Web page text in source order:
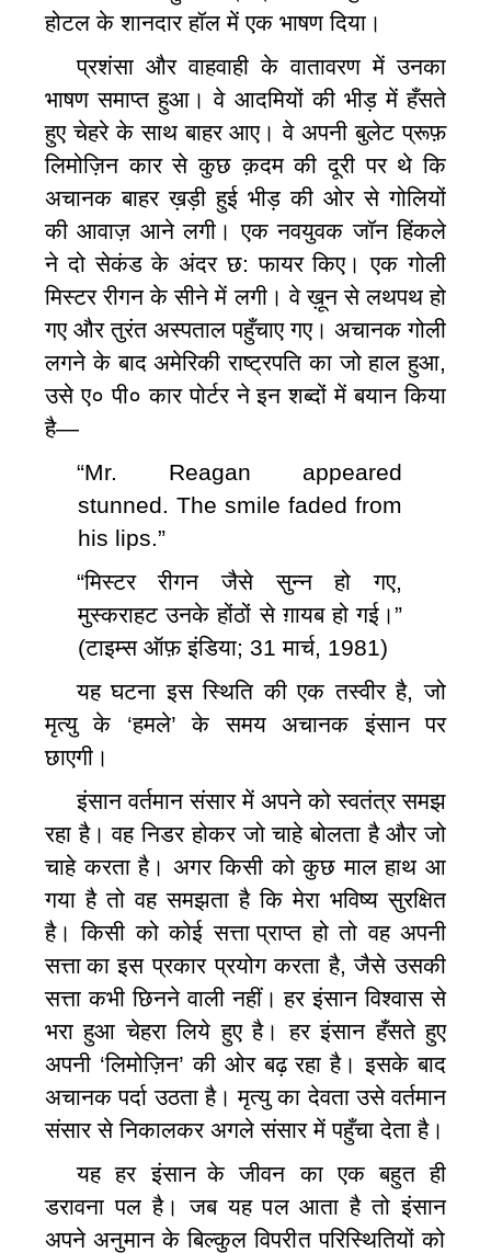
होटल के शानदार हॉल में एक भाषण दिया।
प्रशंसा और वाहवाही के वातावरण में उनका
भाषण समाप्‍त हुआ। वे आदमियों की भीड़ में हँसते
हुए चेहरे के साथ बाहर आए। वे अपनी बुलेट प्रूफ़
लिमोज़िन कार से कुछ क़दम की दूरी पर थे कि
अचानक बाहर ख़ड़ी हुई भीड़ की ओरसे गोलियों
की आवाज़ आने लगी। एकनवयुवकजॉन हिंकले
ने दो सेकंड के अंदर छ: फायर किए। एक गोली
मिस्‍टर रीगन के सीने में लगी। वे ख़ून से लथपथ हो
गए औरतुरंत अस्‍पताल पहुँचाए गए। अचानक गोली
लगने के बाद अमेरिकी राष्‍ट्रपति का जो हाल हुआ,
उसे ए० पी० कार पोर्टर ने इन शब्‍दों में बयान किया
है—
“Mr. Reagan appeared
stunned. The smile faded from
his lips.”
“मिस्टर रीगन जैसे सुन्‍न हो गए,
मुस्‍कराहट उनके होंठों से ग़ायब हो गई।”
(टाइम्‍स ऑफ़ इंडिया; 31 मार्च, 1981)
यह घटना इस स्थिति की एक तस्वीर है, जो
मृत्युके ‘हमले’ केसमयअचानकइंसानपर
छाएगी।
इंसानवर्तमानसंसारमें अपने कोस्वतंत्रसमझ
रहा है। वह निडर होकर जो चाहे बोलता है और जो
चाहे करता है। अगर किसी को कुछ माल हाथ आ
गया है तो वह समझता है कि मेरा भविष्‍य सुरक्षित
है। किसी को कोईसत्ता प्राप्त हो तो वह अपनी
सत्ताकाइसप्रकार प्रयोगकरता है, जैसे उसकी
सत्ता कभी छिनने वाली नहीं। हरइंसानविश्‍वास से
भरा हुआ चेहरा लिये हुए है। हरइंसानहँसते हुए
अपनी ‘लिमोज़िन’ की ओरबढ़ रहा है। इसके बाद
अचानक पर्दा उठता है।मृत्युकादेवताउसे वर्तमान
संसारसे निकालकर अगले संसारमें पहुँचा देता है।
यह हरइंसान के जीवनका एक बहुत ही
डरावना पल है। जब यह पल आता है तोइंसान
अपने अनुमान के बिल्‍कुल विपरीत परिस्थितियों को